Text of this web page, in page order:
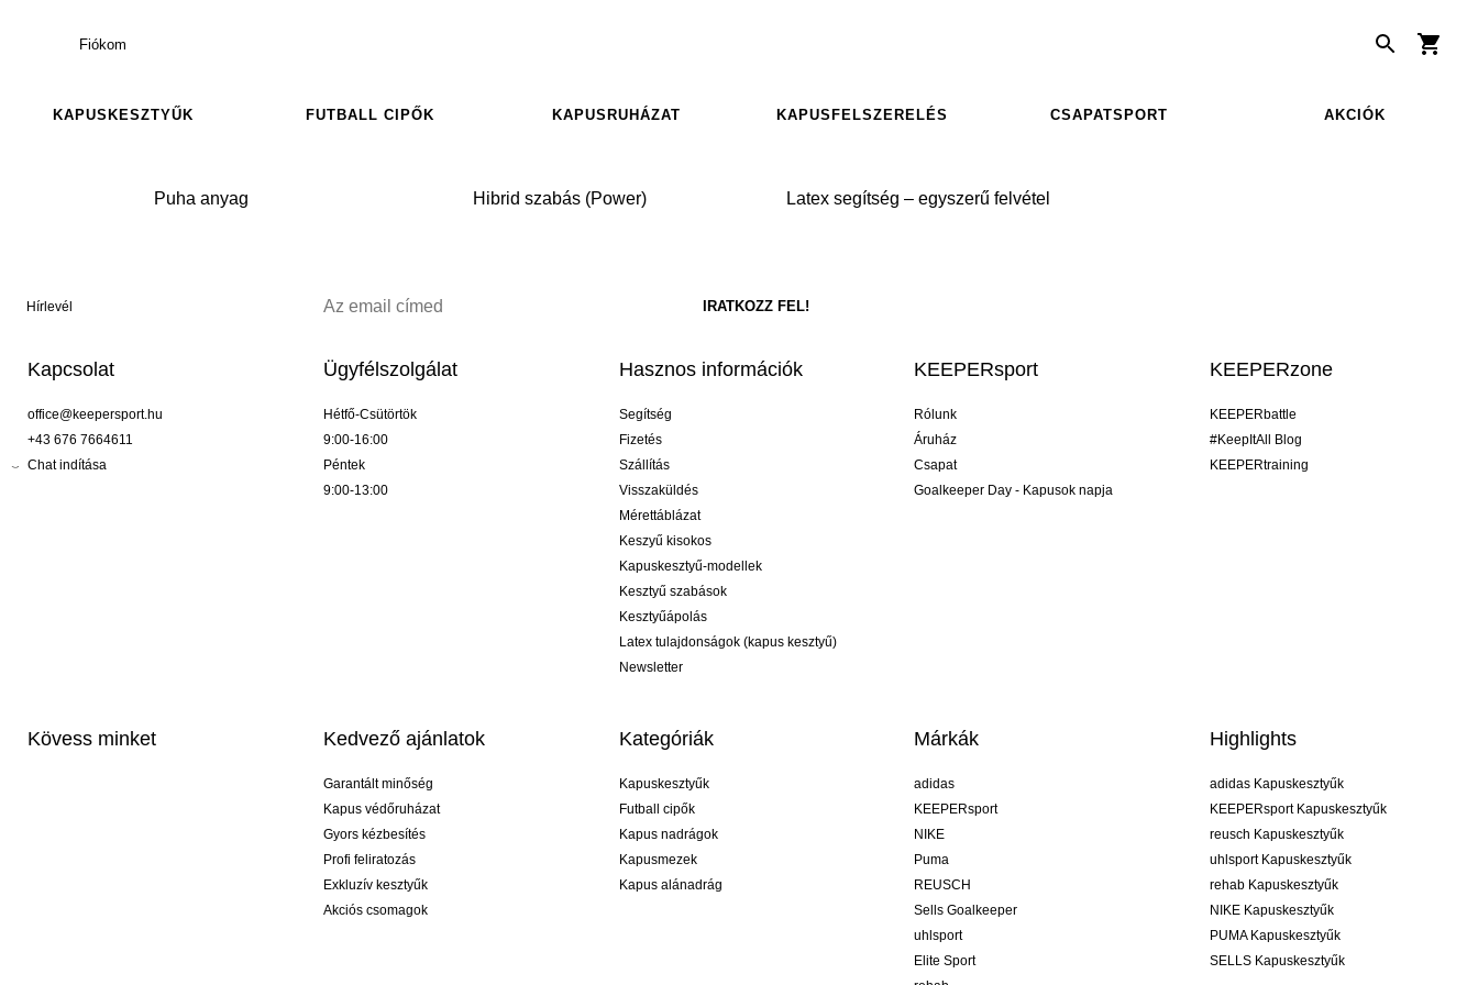
Fiókom
KAPUSKESZTYŰK FUTBALL CIPŐK KAPUSRUHÁZAT KAPUSFELSZERELÉS CSAPATSPORT AKCIÓK
Puha anyag Hibrid szabás (Power) Latex segítség – egyszerű felvétel
Hírlevél
Kapcsolat
office@keepersport.hu
+43 676 7664611
Chat indítása
Ügyfélszolgálat
Hétfő-Csütörtök
9:00-16:00
Péntek
9:00-13:00
Hasznos információk
Segítség
Fizetés
Szállítás
Visszaküldés
Mérettáblázat
Keszyű kisokos
Kapuskesztyű-modellek
Kesztyű szabások
Kesztyűápolás
Latex tulajdonságok (kapus kesztyű)
Newsletter
KEEPERsport
Rólunk
Áruház
Csapat
Goalkeeper Day - Kapusok napja
KEEPERzone
KEEPERbattle
#KeepItAll Blog
KEEPERtraining
Kövess minket Kedvező ajánlatok
Garantált minőség
Kapus védőruházat
Gyors kézbesítés
Profi feliratozás
Exkluzív kesztyűk
Akciós csomagok
Kategóriák
Kapuskesztyűk
Futball cipők
Kapus nadrágok
Kapusmezek
Kapus alánadrág
Márkák
adidas
KEEPERsport
NIKE
Puma
REUSCH
Sells Goalkeeper
uhlsport
Elite Sport
Highlights
adidas Kapuskesztyűk
KEEPERsport Kapuskesztyűk
reusch Kapuskesztyűk
uhlsport Kapuskesztyűk
rehab Kapuskesztyűk
NIKE Kapuskesztyűk
PUMA Kapuskesztyűk
SELLS Kapuskesztyűk